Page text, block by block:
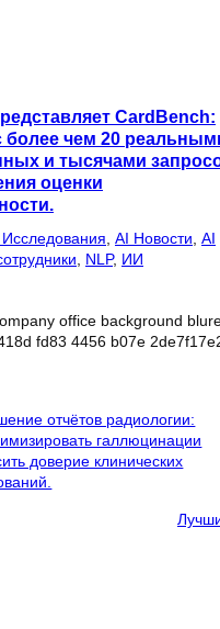
CardBench:
более чем 20
и тысячами
оценки
AI Новости AI
NLP, ИИ